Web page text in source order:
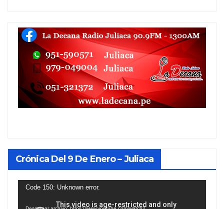
Crónica Del 9 De Enero – Juliaca
Reproductor
Code 150: Unknown error.